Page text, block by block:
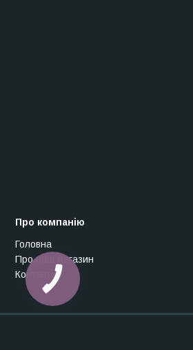
Про компанію
Головна
Про наш магазин
Контакти